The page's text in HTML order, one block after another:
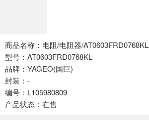
商品名称：电阻/电阻器/AT0603FRD0768KL
型号：AT0603FRD0768KL
品牌：YAGEO(国巨)
封装：-
编号：L105980809
产品状态：在售